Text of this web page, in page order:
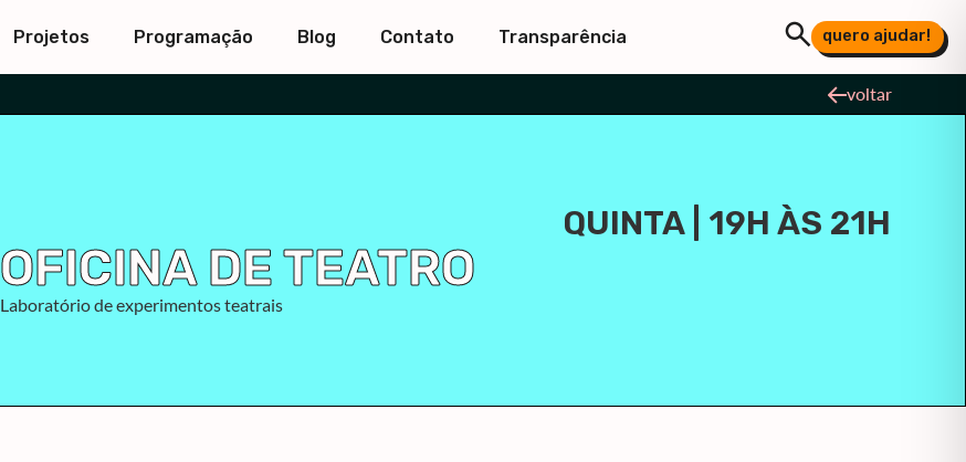
Projetos Programação Blog Contato Transparência quero ajudar!
voltar
QUINTA | 19H ÀS 21H
OFICINA DE TEATRO
Laboratório de experimentos teatrais